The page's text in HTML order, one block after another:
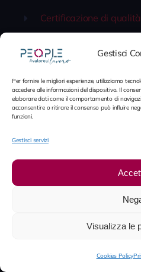
Gestisci
Per fornire le migliori esperienze, utilizziamo
accedere alle informazioni del dispositivo. Il
elaborare dati come il comportamento di
acconsentire o ritirare il consenso può influire
funzioni.
Gestisci servizi
Visualizza le
Cookies Policy
Certificazione di qualità
Piattaforma
Contatti
Contatti
LinkedIn
Lavora con noi
© 2012 - 2026 People S.p.A.
riservati. Tutti i marchi e la